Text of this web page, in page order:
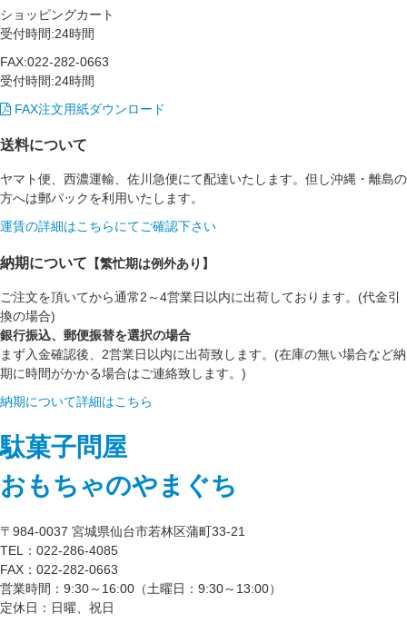
ショッピングカート
受付時間:24時間
FAX:022-282-0663
受付時間:24時間
FAX注文用紙ダウンロード
送料について
ヤマト便、西濃運輸、佐川急便にて配達いたします。但し沖縄・離島の
方へは郵パックを利用いたします。
運賃の詳細はこちらにてご確認下さい
納期について 【繁忙期は例外あり】
ご注文を頂いてから通常2～4営業日以内に出荷しております。(代金引
換の場合)
銀行振込、郵便振替を選択の場合
まず入金確認後、2営業日以内に出荷致します。(在庫の無い場合など納
期に時間がかかる場合はご連絡致します。)
納期について詳細はこちら
駄菓子問屋
おもちゃのやまぐち
〒984-0037 宮城県仙台市若林区蒲町33-21
TEL：022-286-4085
FAX：022-282-0663
営業時間：9:30～16:00（土曜日：9:30～13:00）
定休日：日曜、祝日